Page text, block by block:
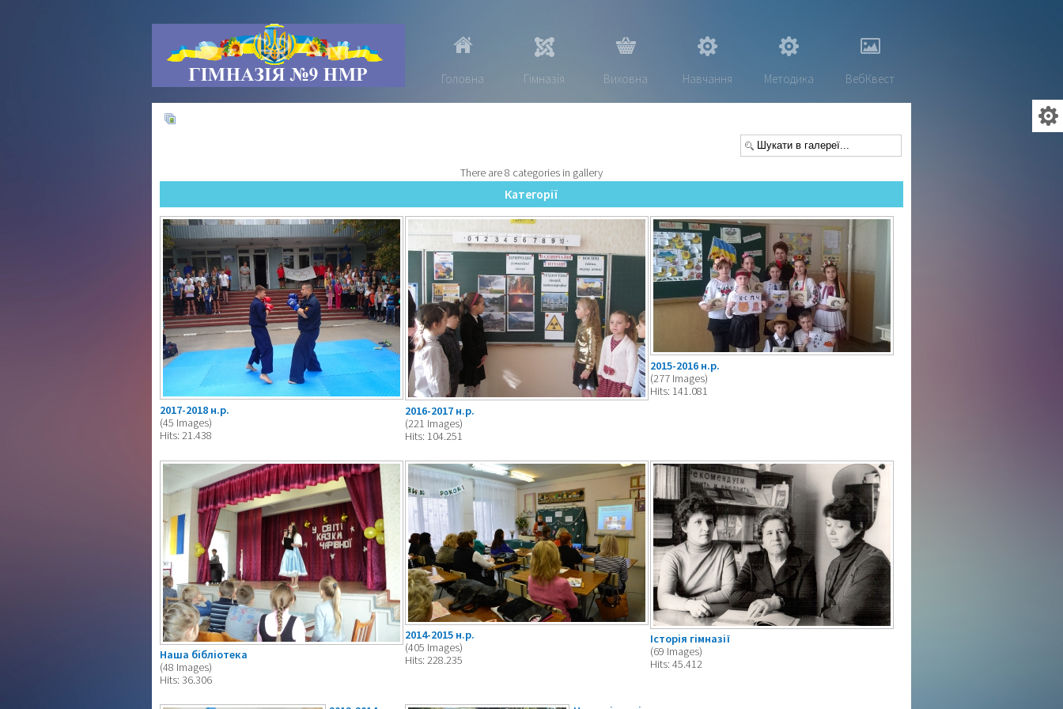
Головна Гімназія Виховна Навчання Методика ВебКвест
There are 8 categories in gallery
Категорії
2017-2018 н.р.
(45 Images)
Hits: 21.438
2016-2017 н.р.
(221 Images)
Hits: 104.251
2015-2016 н.р.
(277 Images)
Hits: 141.081
Наша бібліотека
(48 Images)
Hits: 36.306
2014-2015 н.р.
(405 Images)
Hits: 228.235
Історія гімназії
(69 Images)
Hits: 45.412